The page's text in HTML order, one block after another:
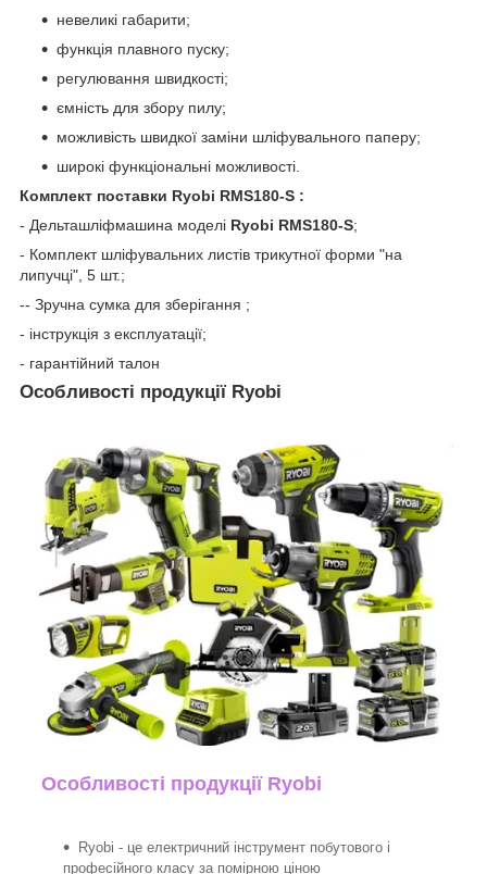
невеликі габарити;
функція плавного пуску;
регулювання швидкості;
ємність для збору пилу;
можливість швидкої заміни шліфувального паперу;
широкі функціональні можливості.
Комплект поставки Ryobi RMS180-S :
- Дельташліфмашина моделі Ryobi RMS180-S;
- Комплект шліфувальних листів трикутної форми "на
липучці", 5 шт.;
-- Зручна сумка для зберігання ;
- інструкція з експлуатації;
- гарантійний талон
Особливості продукції Ryobi
Особливості продукції Ryobi
Ryobi - це електричний інструмент побутового і
професійного класу за помірною ціною